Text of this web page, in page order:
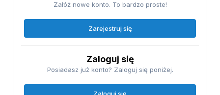
Załóż nowe konto. To bardzo proste!
Zarejestruj się
Zaloguj się
Posiadasz już konto? Zaloguj się poniżej.